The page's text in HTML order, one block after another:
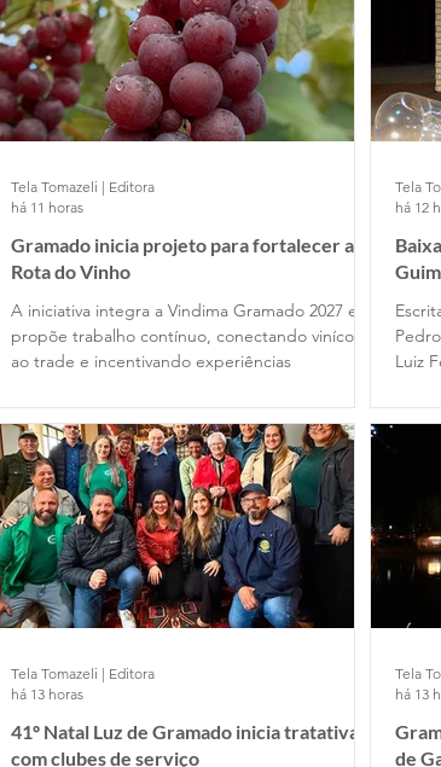
Gramado inicia projeto para fortalecer a
Rota do Vinho
A iniciativa integra a Vindima Gramado 2027 e
propõe trabalho contínuo, conectando vinícolas
ao trade e incentivando experiências
Tela Tomazeli | Editora
há 11 horas
Luiz
Tela
há 12
41º Natal Luz de Gramado inicia tratativas
com clubes de serviço
Tela Tomazeli | Editora
há 13 horas
de
Tela
há 13